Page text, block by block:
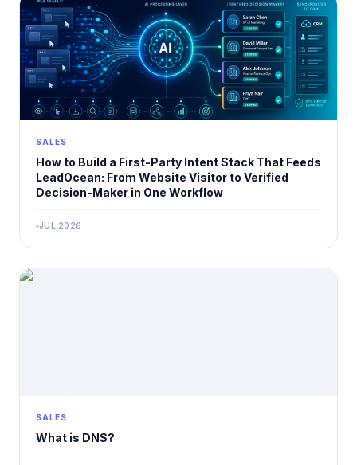
SALES
How to Build a First-Party Intent Stack That Feeds
LeadOcean: From Website Visitor to Verified
Decision-Maker in One Workflow
JUL 2026
SALES
What is DNS?